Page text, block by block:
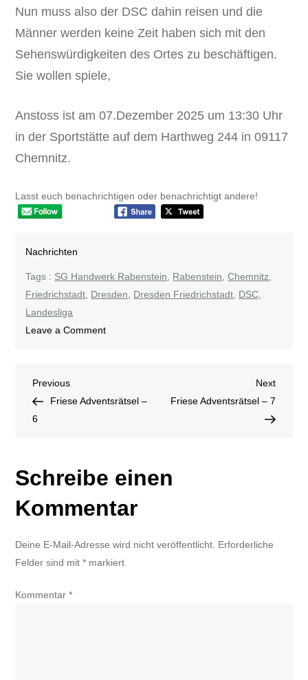
Nun muss also der DSC dahin reisen und die
Männer werden keine Zeit haben sich mit den
Sehenswürdigkeiten des Ortes zu beschäftigen.
Sie wollen spiele,
Anstoss ist am 07.Dezember 2025 um 13:30 Uhr
in der Sportstätte auf dem Harthweg 244 in 09117
Chemnitz.
Lasst euch benachrichtigen oder benachrichtigt andere!
Nachrichten
Tags : SG Handwerk Rabenstein Rabenstein ,Chemnitz
Friedrichstadt Dresden Dresden Friedrichstadt DSC
Landesliga
Leave a Commenton
Beitragsnavigation
Previous
Post
Previous
Friese Adventsrätsel –
6
Next
Post
Next
Friese Adventsrätsel – 7
Schreibe einen
Kommentar
Deine E-Mail-Adresse wird nicht veröffentlicht. Erforderliche
Felder sind mit* markiert
Kommentar*